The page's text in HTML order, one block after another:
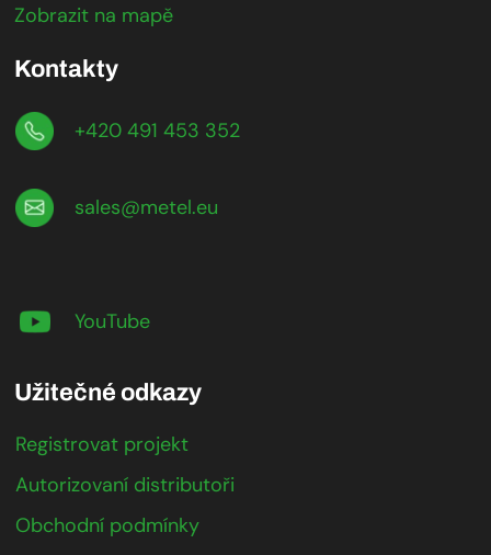
Zobrazit na mapě
Kontakty
+420 491 453 352
sales@metel.eu
YouTube
Užitečné odkazy
Registrovat projekt
Autorizovaní distributoři
Obchodní podmínky